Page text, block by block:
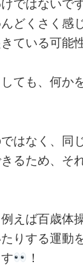
どくさく感
ている可能
ても、何か
はなく、同
るため、そ
えば百歳体
りする運動
！